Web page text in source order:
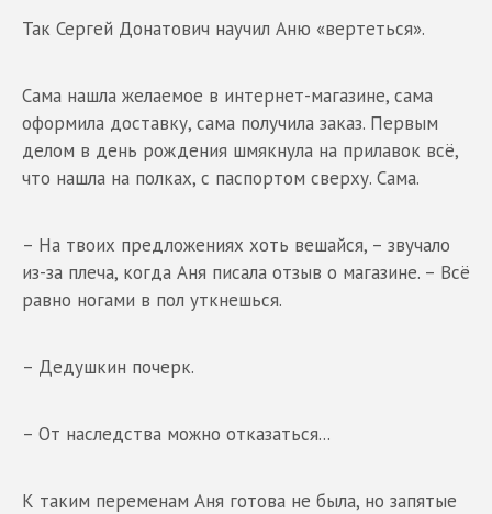
Так Сергей Донатович научил Аню «вертеться».
Сама нашла желаемое в интернет-магазине, сама
оформила доставку, сама получила заказ. Первым
делом в день рождения шмякнула на прилавок всё,
что нашла на полках, с паспортом сверху. Сама.
– На твоих предложениях хоть вешайся, – звучало
из-за плеча, когда Аня писала отзыв о магазине. – Всё
равно ногами в пол уткнешься.
– Дедушкин почерк.
– От наследства можно отказаться...
К таким переменам Аня готова не была, но запятые